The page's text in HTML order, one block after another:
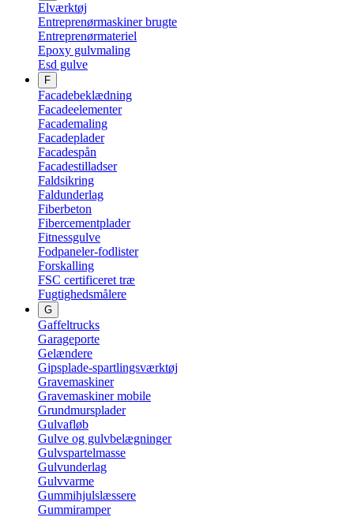
Elværktøj
Entreprenørmaskiner brugte
Entreprenørmateriel
Epoxy gulvmaling
Esd gulve
F
Facadebeklædning
Facadeelementer
Facademaling
Facadeplader
Facadespån
Facadestilladser
Faldsikring
Faldunderlag
Fiberbeton
Fibercementplader
Fitnessgulve
Fodpaneler-fodlister
Forskalling
FSC certificeret træ
Fugtighedsmålere
G
Gaffeltrucks
Garageporte
Gelændere
Gipsplade-spartlingsværktøj
Gravemaskiner
Gravemaskiner mobile
Grundmursplader
Gulvafløb
Gulve og gulvbelægninger
Gulvspartelmasse
Gulvunderlag
Gulvvarme
Gummihjulslæssere
Gummiramper